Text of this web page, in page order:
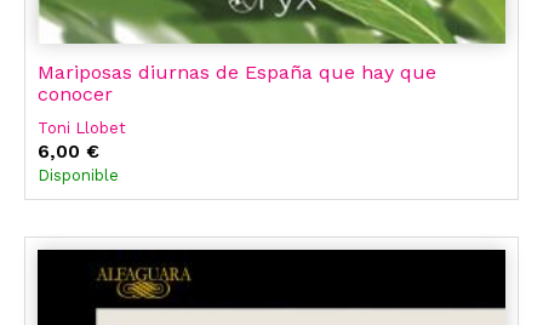
Mariposas diurnas de España que hay que
conocer
Toni Llobet
6,00 €
Disponible